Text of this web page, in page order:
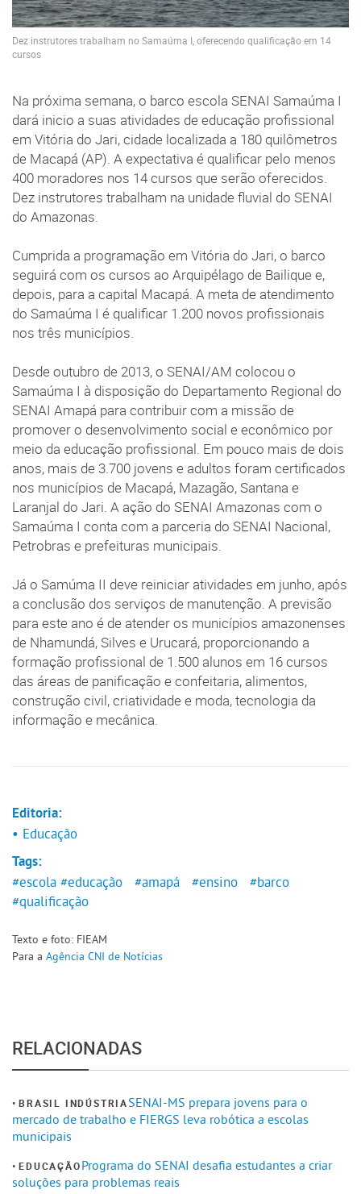
Dez instrutores trabalham no Samaúma I, oferecendo qualificação em 14
cursos
Na próxima semana, o barco escola SENAI Samaúma I
dará inicio a suas atividades de educação profissional
em Vitória do Jari, cidade localizada a 180 quilômetros
de Macapá (AP). A expectativa é qualificar pelo menos
400 moradores nos 14 cursos que serão oferecidos.
Dez instrutores trabalham na unidade fluvial do SENAI
do Amazonas.
Cumprida a programação em Vitória do Jari, o barco
seguirá com os cursos ao Arquipélago de Bailique e,
depois, para a capital Macapá. A meta de atendimento
do Samaúma I é qualificar 1.200 novos profissionais
nos três municípios.
Desde outubro de 2013, o SENAI/AM colocou o
Samaúma I à disposição do Departamento Regional do
SENAI Amapá para contribuir com a missão de
promover o desenvolvimento social e econômico por
meio da educação profissional. Em pouco mais de dois
anos, mais de 3.700 jovens e adultos foram certificados
nos municípios de Macapá, Mazagão, Santana e
Laranjal do Jari. A ação do SENAI Amazonas com o
Samaúma I conta com a parceria do SENAI Nacional,
Petrobras e prefeituras municipais.
Já o Samúma II deve reiniciar atividades em junho, após
a conclusão dos serviços de manutenção. A previsão
para este ano é de atender os municípios amazonenses
de Nhamundá, Silves e Urucará, proporcionando a
formação profissional de 1.500 alunos em 16 cursos
das áreas de panificação e confeitaria, alimentos,
construção civil, criatividade e moda, tecnologia da
informação e mecânica.
Editoria:
• Educação
Tags:
#escola #educação #amapá #ensino
#barco
#qualificação
Texto e foto: FIEAM
Para a Agência CNI de Notícias
RELACIONADAS
BRASIL INDÚSTRIASENAI-MS prepara jovens para o
mercado de trabalho e FIERGS leva robótica a escolas
municipais
EDUCAÇÃOPrograma do SENAI desafia estudantes a criar
soluções para problemas reais